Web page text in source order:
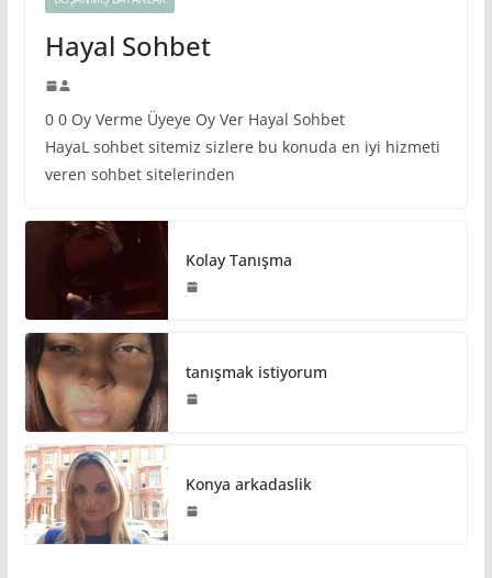
Hayal Sohbet
0 0 Oy Verme Üyeye Oy Ver Hayal Sohbet
HayaL sohbet sitemiz sizlere bu konuda en iyi hizmeti
veren sohbet sitelerinden
Kolay Tanışma
tanışmak istiyorum
Konya arkadaslik